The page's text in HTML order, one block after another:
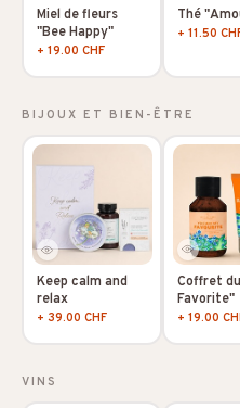
Miel de fleurs
"Bee Happy"
+ 19.00 CHF
Thé
+ 11.50
BIJOUX ET BIEN-ÊTRE
Keep calm and
relax
+ 39.00 CHF
Coffret
Favorite"
+ 19.00
VINS